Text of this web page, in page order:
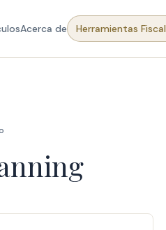
Acerca de Herramientas